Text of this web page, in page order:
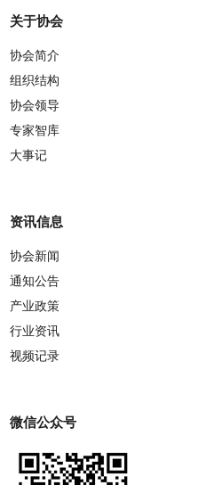
关于协会
协会简介
组织结构
协会领导
专家智库
大事记
资讯信息
协会新闻
通知公告
产业政策
行业资讯
视频记录
微信公众号